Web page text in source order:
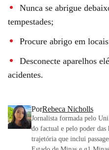
Nunca se abrigue
tempestades;
Procure abrigo em
Desconecte aparelhos
acidentes.
PorRebeca Nicholls
Jornalista formada pelo
do factual e pelo poder das
trajetória que inclui